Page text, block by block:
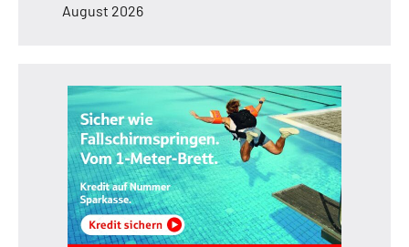
August 2026